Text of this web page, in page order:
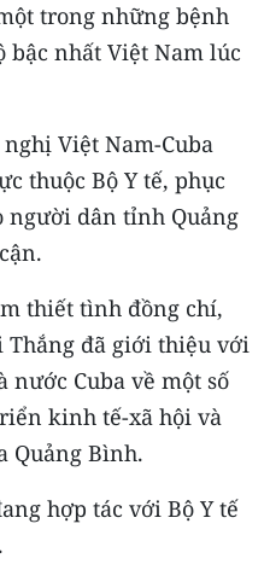
trong những bệnh
nhất Việt Nam lúc
Việt Nam-Cuba
thuộc Bộ Y tế, phục
người dân tỉnh Quảng
thiết tình đồng chí,
Thắng đã giới thiệu với
Cuba về một số
kinh tế-xã hội và
Quảng Bình.
hợp tác với Bộ Y tế